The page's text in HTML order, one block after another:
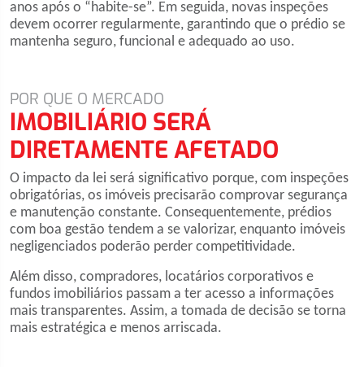
anos após o “habite-se”. Em seguida, novas inspeções
devem ocorrer regularmente, garantindo que o prédio se
mantenha seguro, funcional e adequado ao uso.
POR QUE O MERCADO
IMOBILIÁRIO SERÁ
DIRETAMENTE AFETADO
O impacto da lei será significativo porque, com inspeções
obrigatórias, os imóveis precisarão comprovar segurança
e manutenção constante. Consequentemente, prédios
com boa gestão tendem a se valorizar, enquanto imóveis
negligenciados poderão perder competitividade.
Além disso, compradores, locatários corporativos e
fundos imobiliários passam a ter acesso a informações
mais transparentes. Assim, a tomada de decisão se torna
mais estratégica e menos arriscada.